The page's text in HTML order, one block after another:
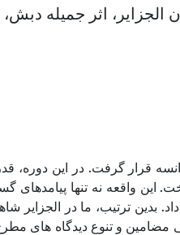
اثر جمیله
به مدت 32 سال، تحت استعمار فرانسه قرار
این واقعه نه تنها پیامدهای
بدین ترتیب، ما در
مضامین و تنوع دیدگاه های